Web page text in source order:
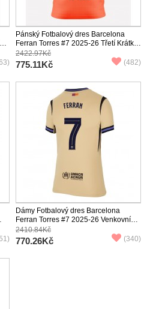
Pánský Fotbalový dres Barcelona
Ferran Torres #7 2025-26 Třetí Krátký
Rukáv
2422.97Kč
775.11Kč (482)
Dámy Fotbalový dres Barcelona
Ferran Torres #7 2025-26 Venkovní
Krátký Rukáv
2410.84Kč
770.26Kč (340)